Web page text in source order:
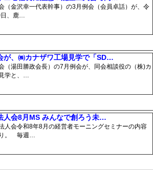
（金沢幸一代表幹事）の3月例会（会員卓話）が、令
、鹿…
が、㈱カナザワ工場見学で「SD…
（湯田勝政会長）の7月例会が、同会相談役の（株)カ
学と、…
人会8月MS みんなで創ろう未…
人会令和8年8月の経営者モーニングセミナーの内容
。 毎週…